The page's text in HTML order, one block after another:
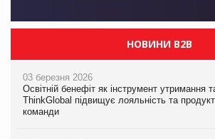
НОВИНИ B2B
03 березня 2026
Освітній бенефіт як інструмент утримання
ThinkGlobal підвищує лояльність та
команди